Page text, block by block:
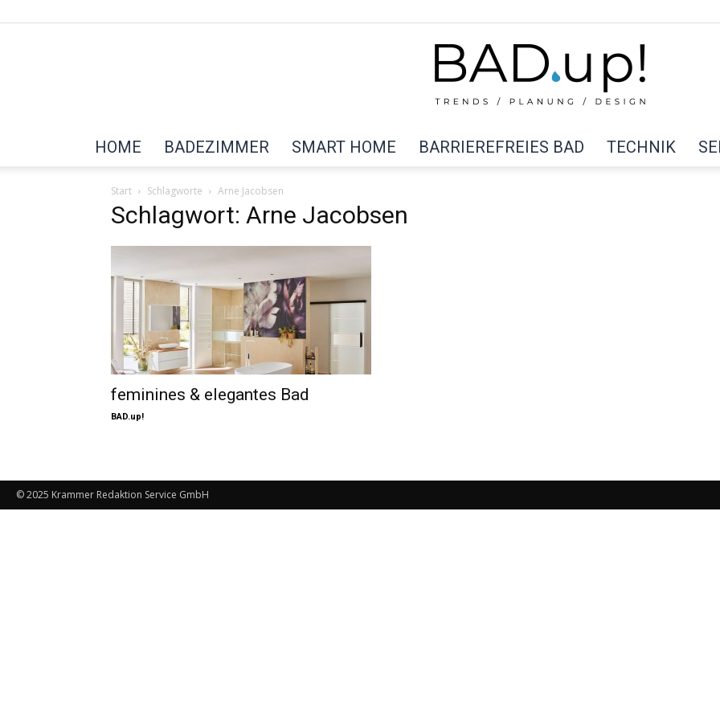
HOME BADEZIMMER SMART HOME BARRIEREFREIES BAD TECHNIK
Start Schlagworte Arne Jacobsen
Schlagwort: Arne Jacobsen
feminines & elegantes Bad
BAD.up!
© 2025 Krammer Redaktion Service GmbH